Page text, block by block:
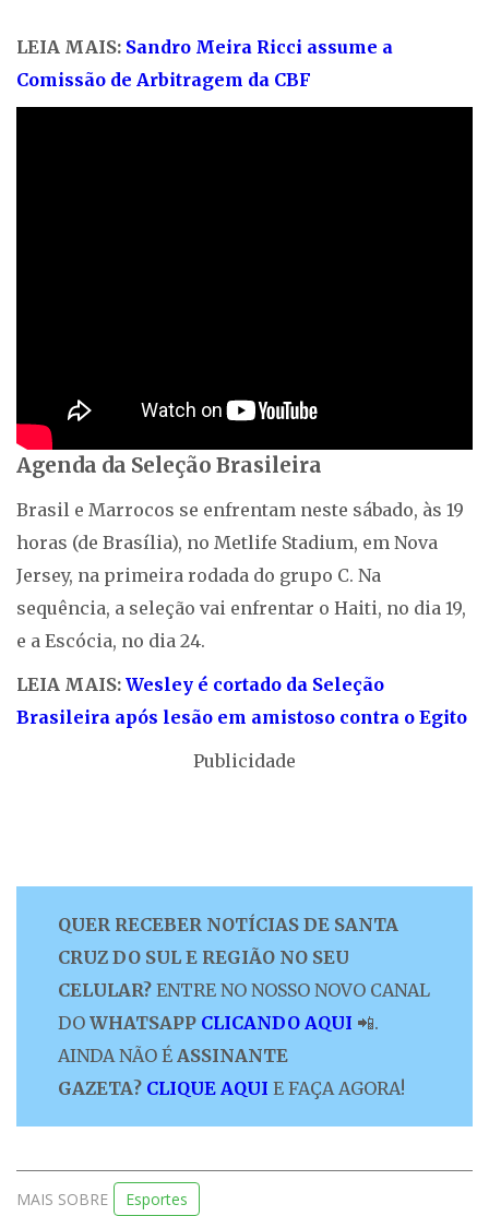
LEIA MAIS: Sandro Meira Ricci assume a
Comissão de Arbitragem da CBF
Agenda da Seleção Brasileira
Brasil e Marrocos se enfrentam neste sábado, às 19
horas (de Brasília), no Metlife Stadium, em Nova
Jersey, na primeira rodada do grupo C. Na
sequência, a seleção vai enfrentar o Haiti, no dia 19,
e a Escócia, no dia 24.
LEIA MAIS: Wesley é cortado da Seleção
Brasileira após lesão em amistoso contra o Egito
Publicidade
QUER RECEBER NOTÍCIAS DE SANTA
CRUZ DO SUL E REGIÃO NO SEU
CELULAR? ENTRE NO NOSSO NOVO CANAL
DO WHATSAPP CLICANDO AQUI 📲.
AINDA NÃO É ASSINANTE
GAZETA? CLIQUE AQUI E FAÇA AGORA!
MAIS SOBRE Esportes